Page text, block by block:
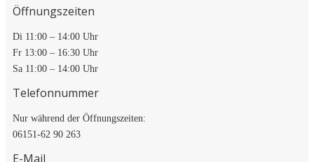
Öffnungszeiten
Di 11:00 – 14:00 Uhr
Fr 13:00 – 16:30 Uhr
Sa 11:00 – 14:00 Uhr
Telefonnummer
Nur während der Öffnungszeiten:
06151-62 90 263
E-Mail